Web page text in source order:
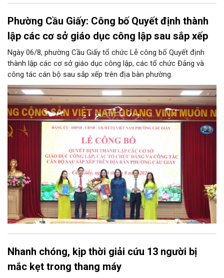
Phường Cầu Giấy: Công bố Quyết định thành
lập các cơ sở giáo dục công lập sau sắp xếp
Ngày 06/8, phường Cầu Giấy tổ chức Lễ công bố Quyết định
thành lập các cơ sở giáo dục công lập, các tổ chức Đảng và
công tác cán bộ sau sắp xếp trên địa bàn phường.
Nhanh chóng, kịp thời giải cứu 13 người bị
mắc kẹt trong thang máy